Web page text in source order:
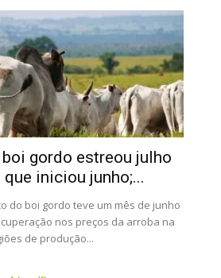
gordo estreou julho
iniciou junho;...
do boi gordo teve um mês de junho
nos preços da arroba na
de produção...